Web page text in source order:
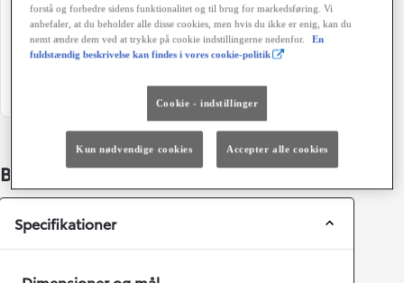
Geartype
Automatisk gearkasse
Døre
5
Farve
Grøn ejerafgift (årligt)
1.280 kr.
Bildetaljer
Specifikationer
forstå og forbedre sidens funktionalitet og til brug for markedsføring. Vi
anbefaler, at du beholder alle disse cookies, men hvis du ikke er enig, kan du
nemt ændre dem ved at trykke på cookie indstillingerne nedenfor.
En
fuldstændig beskrivelse kan findes i vores cookie-politik
Cookie - indstillinger
Kun nødvendige cookies Accepter alle cookies